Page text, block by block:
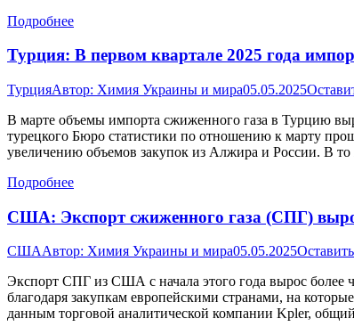
Подробнее
Турция: В первом квартале 2025 года
ТурцияАвтор: Химия Украины и мира05.05.2025
В марте объемы импорта сжиженного газа в Турцию
турецкого Бюро статистики по отношению к марту
увеличению объемов закупок из Алжира и России. В
Подробнее
США: Экспорт сжиженного газа (СПГ)
СШААвтор: Химия Украины и мира05.05.2025
Экспорт СПГ из США с начала этого года вырос более
благодаря закупкам европейскими странами, на
данным торговой аналитической компании Kpler,